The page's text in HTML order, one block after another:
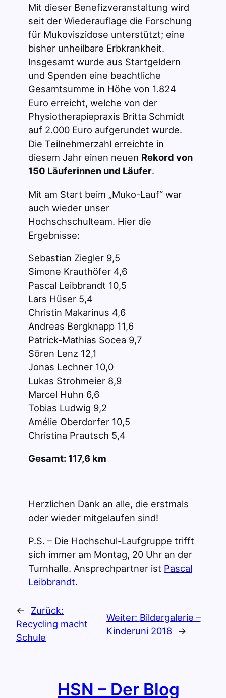
Mit dieser Benefizveranstaltung wird
seit der Wiederauflage die Forschung
für Mukoviszidose unterstützt; eine
bisher unheilbare Erbkrankheit.
Insgesamt wurde aus Startgeldern
und Spenden eine beachtliche
Gesamtsumme in Höhe von 1.824
Euro erreicht, welche von der
Physiotherapiepraxis Britta Schmidt
auf 2.000 Euro aufgerundet wurde.
Die Teilnehmerzahl erreichte in
diesem Jahr einen neuen Rekord von
150 Läuferinnen und Läufer.
Mit am Start beim „Muko-Lauf“ war
auch wieder unser
Hochschschulteam. Hier die
Ergebnisse:
Sebastian Ziegler 9,5
Simone Krauthöfer 4,6
Pascal Leibbrandt 10,5
Lars Hüser 5,4
Christin Makarinus 4,6
Andreas Bergknapp 11,6
Patrick-Mathias Socea 9,7
Sören Lenz 12,1
Jonas Lechner 10,0
Lukas Strohmeier 8,9
Marcel Huhn 6,6
Tobias Ludwig 9,2
Amélie Oberdorfer 10,5
Christina Prautsch 5,4
Gesamt: 117,6 km
Herzlichen Dank an alle, die erstmals
oder wieder mitgelaufen sind!
P.S. – Die Hochschul-Laufgruppe trifft
sich immer am Montag, 20 Uhr an der
Turnhalle. Ansprechpartner ist Pascal
Leibbrandt.
←
Zurück:
Recycling macht
Schule
Weiter: Bildergalerie –
Kinderuni 2018
→
HSN – Der Blog